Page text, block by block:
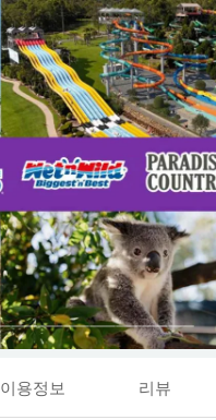
이용정보 리뷰